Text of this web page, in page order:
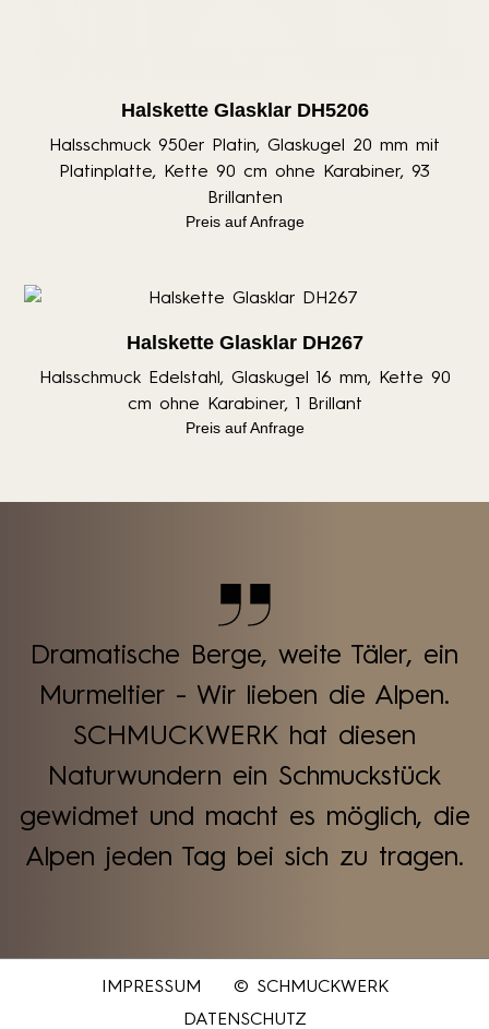
Halskette Glasklar DH5206
Halsschmuck 950er Platin, Glaskugel 20 mm mit
Platinplatte, Kette 90 cm ohne Karabiner, 93
Brillanten
Preis auf Anfrage
Halskette Glasklar DH267
Halsschmuck Edelstahl, Glaskugel 16 mm, Kette 90
cm ohne Karabiner, 1 Brillant
Preis auf Anfrage
Dramatische Berge, weite Täler, ein
Murmeltier - Wir lieben die Alpen.
SCHMUCKWERK hat diesen
Naturwundern ein Schmuckstück
gewidmet und macht es möglich, die
Alpen jeden Tag bei sich zu tragen.
IMPRESSUM
© SCHMUCKWERK
DATENSCHUTZ